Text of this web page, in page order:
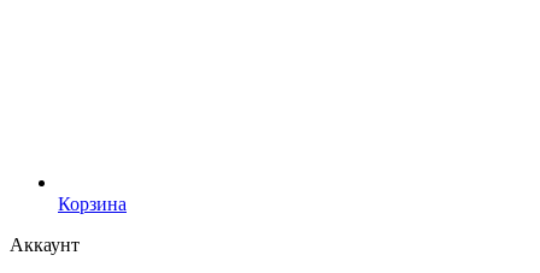
Корзина
Аккаунт